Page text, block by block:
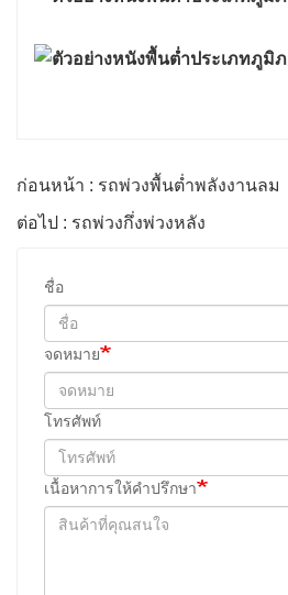
ก่อนหน้า : รถพ่วงพื้นต่ำพลังงานลม
ต่อไป : รถพ่วงกึ่งพ่วงหลัง
ชื่อ
จดหมาย
โทรศัพท์
เนื้อหาการให้คำปรึกษา